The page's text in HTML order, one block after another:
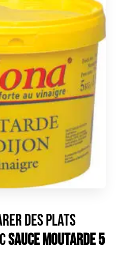
des plats
Sauce Moutarde 5